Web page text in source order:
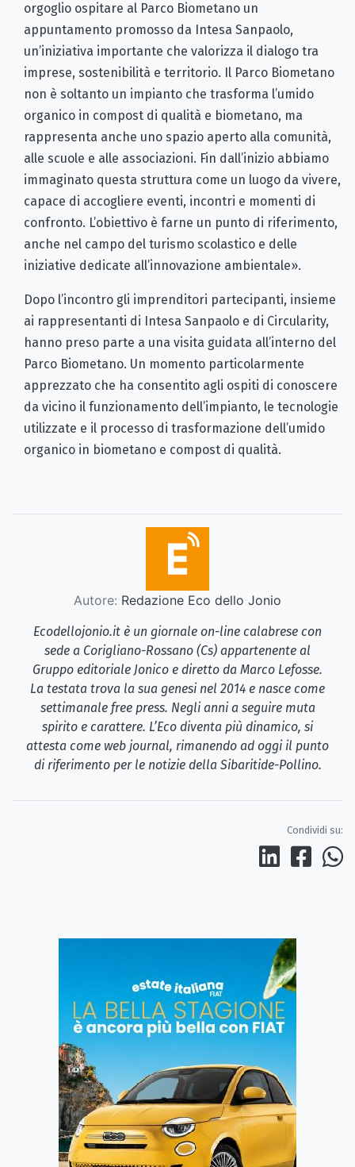
orgoglio ospitare al Parco Biometano un
appuntamento promosso da Intesa Sanpaolo,
un’iniziativa importante che valorizza il dialogo tra
imprese, sostenibilità e territorio. Il Parco Biometano
non è soltanto un impianto che trasforma l’umido
organico in compost di qualità e biometano, ma
rappresenta anche uno spazio aperto alla comunità,
alle scuole e alle associazioni. Fin dall’inizio abbiamo
immaginato questa struttura come un luogo da vivere,
capace di accogliere eventi, incontri e momenti di
confronto. L’obiettivo è farne un punto di riferimento,
anche nel campo del turismo scolastico e delle
iniziative dedicate all’innovazione ambientale».
Dopo l’incontro gli imprenditori partecipanti, insieme
ai rappresentanti di Intesa Sanpaolo e di Circularity,
hanno preso parte a una visita guidata all’interno del
Parco Biometano. Un momento particolarmente
apprezzato che ha consentito agli ospiti di conoscere
da vicino il funzionamento dell’impianto, le tecnologie
utilizzate e il processo di trasformazione dell’umido
organico in biometano e compost di qualità.
Autore: Redazione Eco dello Jonio
Ecodellojonio.it è un giornale on-line calabrese con
sede a Corigliano-Rossano (Cs) appartenente al
Gruppo editoriale Jonico e diretto da Marco Lefosse.
La testata trova la sua genesi nel 2014 e nasce come
settimanale free press. Negli anni a seguire muta
spirito e carattere. L’Eco diventa più dinamico, si
attesta come web journal, rimanendo ad oggi il punto
di riferimento per le notizie della Sibaritide-Pollino.
Condividi su: